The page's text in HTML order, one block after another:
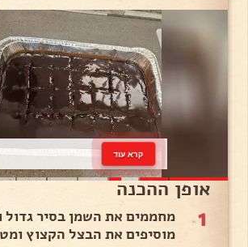
קרא עוד
אופן ההכנה
1
מחממים את השמן בסיר גדול
מוסיפים את הבצל הקצוץ